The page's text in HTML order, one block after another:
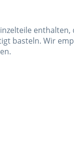
basteln. Wir